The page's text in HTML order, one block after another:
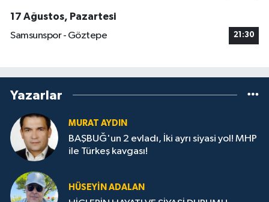
17 Ağustos, Pazartesi
Samsunspor - Göztepe
21:30
Yazarlar
MURAT AYDIN
BAŞBUĞ'un 2 evladı, İki ayrı siyasi yol! MHP
ile Türkeş kavgası!
HÜSEYIN ADALAN